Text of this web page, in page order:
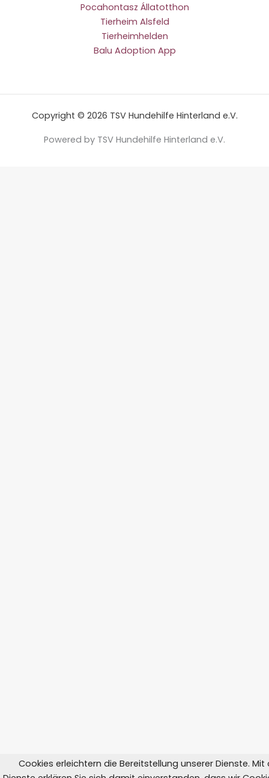
Pocahontasz Állatotthon
Tierheim Alsfeld
Tierheimhelden
Balu Adoption App
Copyright © 2026 TSV Hundehilfe Hinterland e.V.
Powered by TSV Hundehilfe Hinterland e.V.
Cookies erleichtern die Bereitstellung unserer Dienste. Mit